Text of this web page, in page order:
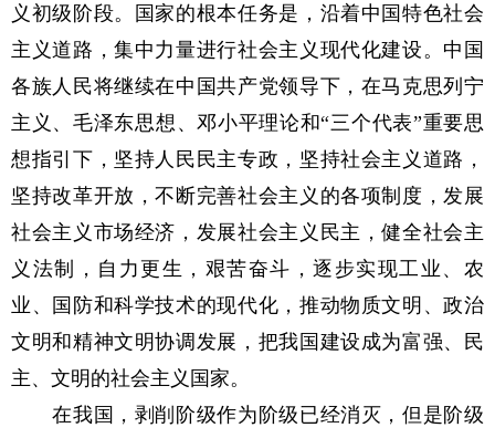
义初级阶段。国家的根本任务是，沿着中国特色社会
主义道路，集中力量进行社会主义现代化建设。中国
各族人民将继续在中国共产党领导下，在马克思列宁
主义、毛泽东思想、邓小平理论和“三个代表”重要思
想指引下，坚持人民民主专政，坚持社会主义道路，
坚持改革开放，不断完善社会主义的各项制度，发展
社会主义市场经济，发展社会主义民主，健全社会主
义法制，自力更生，艰苦奋斗，逐步实现工业、农
业、国防和科学技术的现代化，推动物质文明、政治
文明和精神文明协调发展，把我国建设成为富强、民
主、文明的社会主义国家。
在我国，剥削阶级作为阶级已经消灭，但是阶级